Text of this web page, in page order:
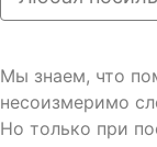
Мы знаем, что
несоизмеримо
Но только при